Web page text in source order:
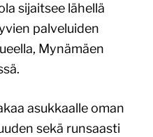
sijaitsee lähellä
palveluiden
Mynämäen
asukkaalle oman
sekä runsaasti